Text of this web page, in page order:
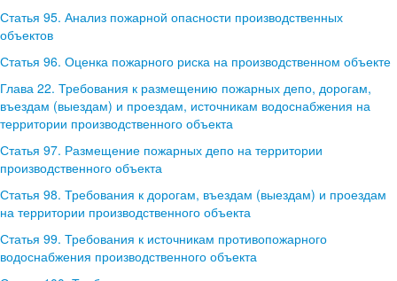
Статья 95. Анализ пожарной опасности производственных
объектов
Статья 96. Оценка пожарного риска на производственном объекте
Глава 22. Требования к размещению пожарных депо, дорогам,
въездам (выездам) и проездам, источникам водоснабжения на
территории производственного объекта
Статья 97. Размещение пожарных депо на территории
производственного объекта
Статья 98. Требования к дорогам, въездам (выездам) и проездам
на территории производственного объекта
Статья 99. Требования к источникам противопожарного
водоснабжения производственного объекта